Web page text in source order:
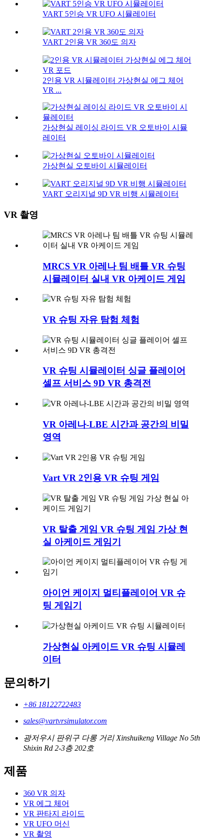
VART 5인승 VR UFO 시뮬레이터
VART 2인용 VR 360도 의자
2인용 VR 시뮬레이터 가상현실 에그 체어
VR ...
가상현실 레이싱 라이드 VR 오토바이 시뮬
레이터
가상현실 오토바이 시뮬레이터
VART 오리지널 9D VR 비행 시뮬레이터
VR 촬영
MRCS VR 아레나 팀 배틀 VR 슈팅
시뮬레이터 실내 VR 아케이드 게임
VR 슈팅 자유 탐험 체험
VR 슈팅 시뮬레이터 싱글 플레이어
셀프 서비스 9D VR 총격전
VR 아레나-LBE 시간과 공간의 비밀
영역
Vart VR 2인용 VR 슈팅 게임
VR 탈출 게임 VR 슈팅 게임 가상 현
실 아케이드 게임기
아이언 케이지 멀티플레이어 VR 슈
팅 게임기
가상현실 아케이드 VR 슈팅 시뮬레
이터
문의하기
+86 18122722483
sales@vartvrsimulator.com
광저우시 판위구 다롱 거리 Xinshuikeng Village No 5th
Shixin Rd 2-3층 202호
제품
360 VR 의자
VR 에그 체어
VR 판타지 라이드
VR UFO 머신
VR 촬영